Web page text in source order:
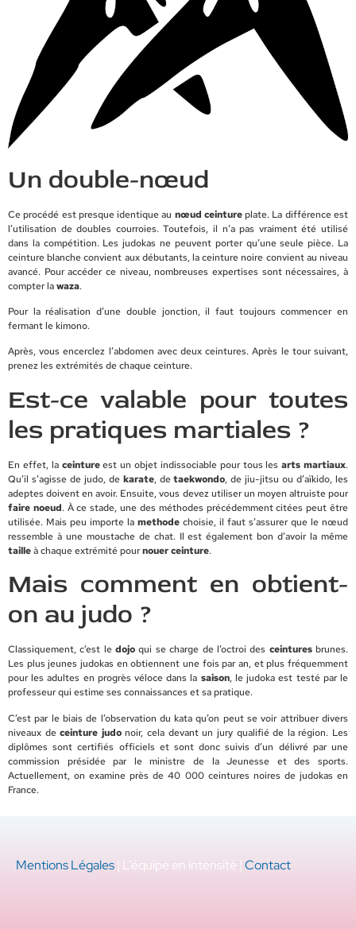
Un double-nœud
Ce procédé est presque identique au nœud ceintureplate. La différence est
l’utilisation de doubles courroies. Toutefois, il n’a pas vraiment été utilisé
dans la compétition. Les judokas ne peuvent porter qu’une seule pièce. La
ceinture blanche convient aux débutants, la ceinture noire convient au niveau
avancé. Pour accéder ce niveau, nombreuses expertises sont nécessaires, à
compter lawaza.
Pour la réalisation d’une double jonction, il faut toujours commencer en
fermant le kimono.
Après, vous encerclez l’abdomen avec deux ceintures. Après le tour suivant,
prenez les extrémités de chaque ceinture.
Est-ce valable pour toutes
les pratiques martiales ?
En effet, la ceintureest un objet indissociable pour tous lesarts martiaux.
Qu’il s’agisse de judo, dekarate, detaekwondo, de jiu-jitsu ou d’aïkido, les
adeptes doivent en avoir. Ensuite, vous devez utiliser un moyen altruiste pour
faire noeud. À ce stade, une des méthodes précédemment citées peut être
utilisée. Mais peu importe la methode choisie, il faut s’assurer que le nœud
ressemble à une moustache de chat. Il est également bon d’avoir la même
tailleà chaque extrémité pournouer ceinture.
Mais comment en obtient-
on au judo ?
Classiquement, c’est ledojo qui se charge de l’octroi des ceinturesbrunes.
Les plus jeunes judokas en obtiennent une fois par an, et plus fréquemment
pour les adultes en progrès véloce dans la saison, le judoka est testé par le
professeur qui estime ses connaissances et sa pratique.
C’est par le biais de l’observation du kata qu’on peut se voir attribuer divers
niveaux deceinture judonoir, cela devant un jury qualifié de la région. Les
diplômes sont certifiés officiels et sont donc suivis d’un délivré par une
commission présidée par le ministre de la Jeunesse et des sports.
Actuellement, on examine près de 40 000 ceintures noires de judokas en
France.
Mentions Légales ¦ L’équipe en intensité ¦ Contact